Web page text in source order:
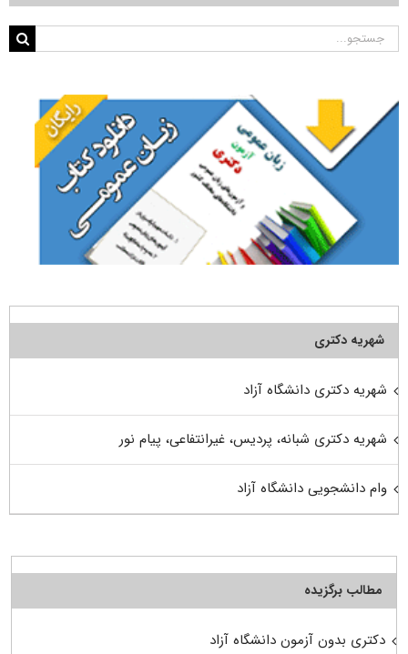
جستجو
شهریه دکتری
شهریه دکتری دانشگاه آزاد
شهریه دکتری شبانه، پردیس، غیرانتفاعی، پیام نور
وام دانشجویی دانشگاه آزاد
مطالب برگزیده
دکتری بدون آزمون دانشگاه آزاد